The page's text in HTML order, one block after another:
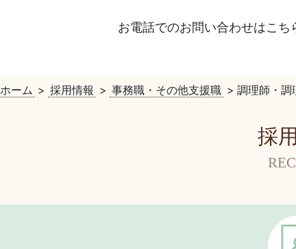
お電話でのお問い合わせはこち
ホーム > 採用情報 > 事務職・その他支援職 > 調理師・調
採